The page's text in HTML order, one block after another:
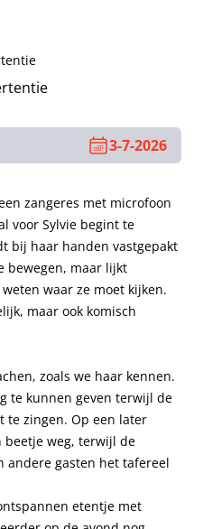
3-7-2026
zangeres met microfoon
voor Sylvie begint te
bij haar handen vastgepakt
bewegen, maar lijkt
waar ze moet kijken.
maar ook komisch
zoals we haar kennen.
te kunnen geven terwijl de
te zingen. Op een later
beetje weg, terwijl de
andere gasten het tafereel
etentje met